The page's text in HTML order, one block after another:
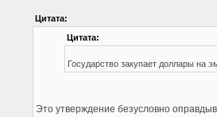
Цитата:
Цитата:
Государство закупает доллары на
Это утверждение безусловно